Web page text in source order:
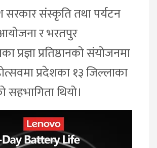
सरकार संस्कृति तथा पर्यटन
र भरतपुर
प्रज्ञा प्रतिष्ठानको संयोजनमा
प्रदेशका १३ जिल्लाका
सहभागिता थियो।